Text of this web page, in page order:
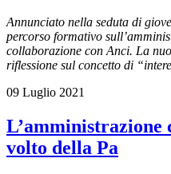
Annunciato nella seduta di
percorso formativo
collaborazione con Anci. La
riflessione sul concetto di
09 Luglio 2021
L’amministrazione
volto della Pa